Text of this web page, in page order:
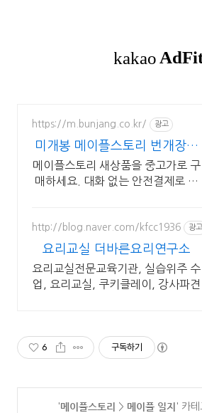
https://m.bunjang.co.kr/ 광고
미개봉 메이플스토리 번개장터
국내 최대 브랜드 중고거래
메이플스토리 새상품을 중고가로 구
매하세요. 대화 없는 안전결제로 간
의 신규 상품 업로드
http://blog.naver.com/kfcc1936 광고
요리교실 더바른요리연구소
요리교실전문교육기관, 실습위주 수
업, 요리교실, 쿠키클레이, 강사파견
6 구독하기
'메이플스토리 > 메이플 일지 ' 카테